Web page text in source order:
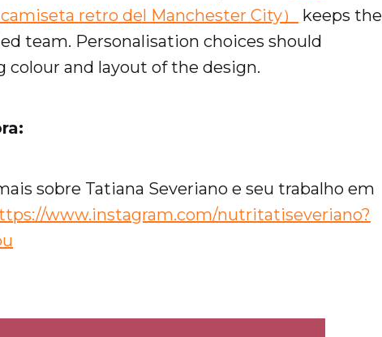
retro del Manchester City）
keeps the
team. Personalisation choices should
and layout of the design.
sobre Tatiana Severiano e seu trabalho em
www.instagram.com/nutritatiseveriano?